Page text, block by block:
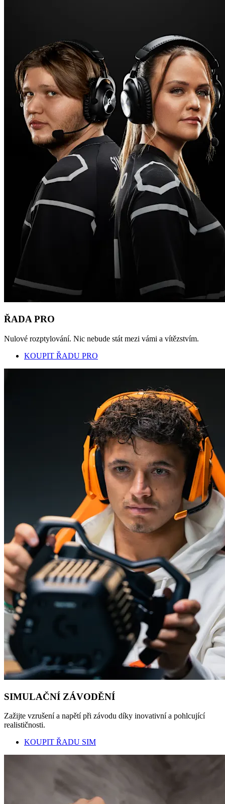
ŘADA PRO
Nulové rozptylování. Nic nebude stát mezi vámi a vítězstvím.
KOUPIT ŘADU PRO
SIMULAČNÍ ZÁVODĚNÍ
Zažijte vzrušení a napětí při závodu díky inovativní a pohlcující
realističnosti.
KOUPIT ŘADU SIM